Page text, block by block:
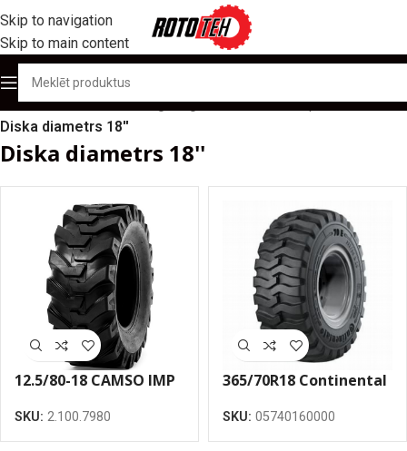
Skip to navigation
Skip to main content
Sākums/Produktu katalogs/Agro industriālās riepas/
Diska diametrs 18''
Diska diametrs 18''
12.5/80-18 CAMSO IMP
SKU: 2.100.7980
365/70R18 Continental
riepa
SKU: 05740160000